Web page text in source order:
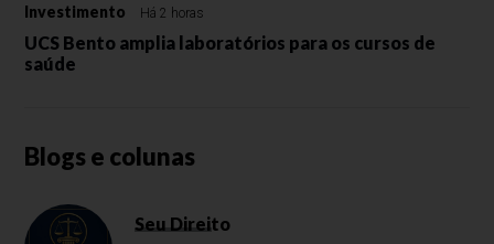
Investimento Há 2 horas
UCS Bento amplia laboratórios para os cursos de
saúde
Blogs e colunas
Seu Direito